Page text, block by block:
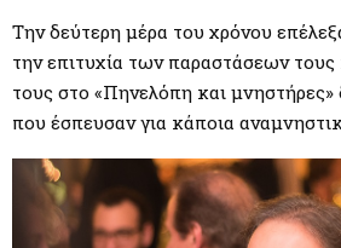
Την δεύτερη μέρα του χρόνου
την επιτυχία των παραστάσεων τους
τους στο «Πηνελόπη και μνηστήρες»
που έσπευσαν για κάποια